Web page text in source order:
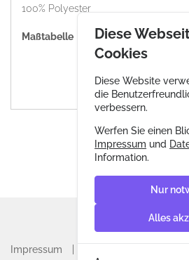
100% Polyester
Maßtabelle
Impressum
Diese
Cookies
Diese Website
die
verbessern.
Werfen Sie einen
Impressum und
Information.
Nur
Alles